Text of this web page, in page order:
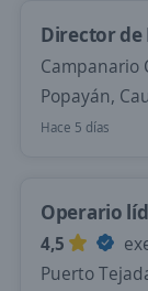
Director de
Campanario
Popayán,
Hace 5 días
Operario
4,5
Puerto